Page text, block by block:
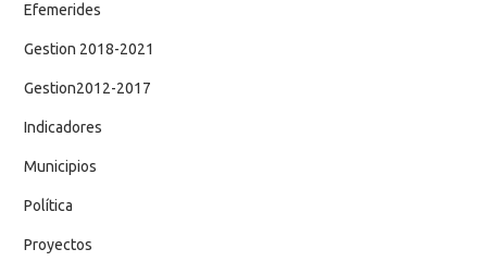
Efemerides
Gestion 2018-2021
Gestion2012-2017
Indicadores
Municipios
Política
Proyectos